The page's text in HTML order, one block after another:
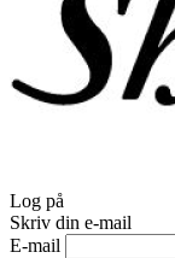
Log på
Skriv din e-mail
E-mail